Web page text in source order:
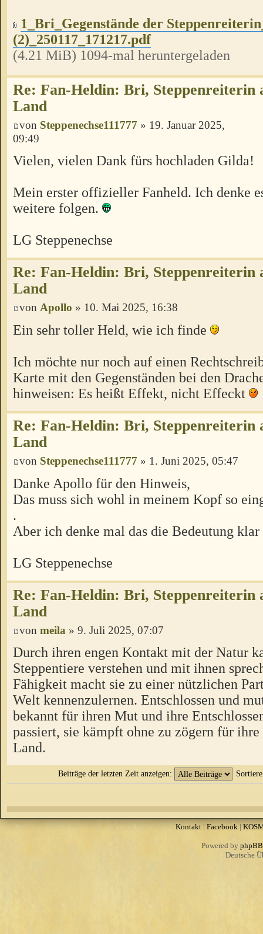
1_Bri_Gegenstände der
(2)_250117_171217.pdf
(4.21 MiB) 1094-mal heruntergeladen
Re: Fan-Heldin: Bri, Steppenreiterin
Land
von Steppenechse111777 » 19. Januar 2025,
09:49
Vielen, vielen Dank fürs hochladen Gilda!
Mein erster offizieller Fanheld. Ich denke
weitere folgen.
LG Steppenechse
Re: Fan-Heldin: Bri, Steppenreiterin
Land
von Apollo » 10. Mai 2025, 16:38
Ein sehr toller Held, wie ich finde
Ich möchte nur noch auf einen
Karte mit den Gegenständen bei den
hinweisen: Es heißt Effekt, nicht Effeckt
Re: Fan-Heldin: Bri, Steppenreiterin
Land
von Steppenechse111777 » 1. Juni 2025, 05:47
Danke Apollo für den Hinweis,
Das muss sich wohl in meinem Kopf so
.
Aber ich denke mal das die Bedeutung
LG Steppenechse
Re: Fan-Heldin: Bri, Steppenreiterin
Land
von meila » 9. Juli 2025, 07:07
Durch ihren engen Kontakt mit der Natur
Steppentiere verstehen und mit ihnen
Fähigkeit macht sie zu einer nützlichen
Welt kennenzulernen. Entschlossen und
bekannt für ihren Mut und ihre
passiert, sie kämpft ohne zu zögern für
Land.
Beiträge der letzten Zeit anzeigen:
Kontakt|Facebook|
Powered by phpBB
Deutsche